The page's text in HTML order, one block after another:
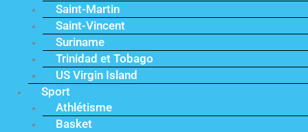
Saint-Martin
Saint-Vincent
Suriname
Trinidad et Tobago
US Virgin Island
Sport
Athlétisme
Basket